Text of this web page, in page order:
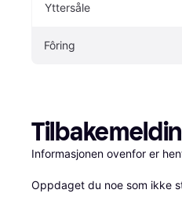
Yttersåle
Fôring
Informasjonen ovenfor er
Oppdaget du noe som ikke